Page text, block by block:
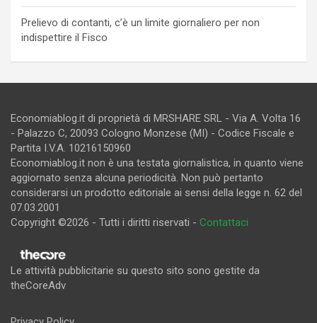
Prelievo di contanti, c’è un limite giornaliero per non
indispettire il Fisco
Economiablog.it di proprietà di MRSHARE SRL - Via A. Volta 16
- Palazzo C, 20093 Cologno Monzese (MI) - Codice Fiscale e
Partita I.V.A. 10216150960
Economiablog.it non è una testata giornalistica, in quanto viene
aggiornato senza alcuna periodicità. Non può pertanto
considerarsi un prodotto editoriale ai sensi della legge n. 62 del
07.03.2001
Copyright ©2026 - Tutti i diritti riservati - Contattaci
Le attività pubblicitarie su questo sito sono gestite da
theCoreAdv